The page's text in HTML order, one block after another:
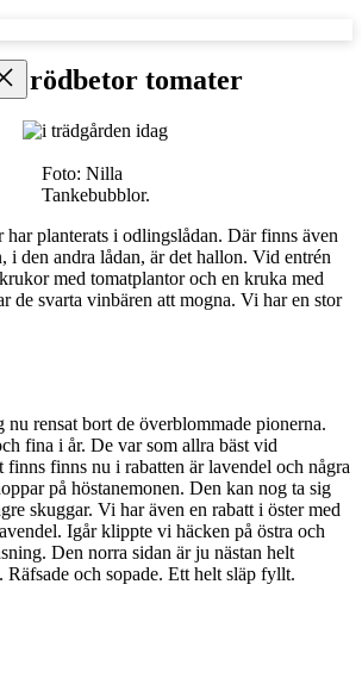
rödbetor tomater
Foto: Nilla
Tankebubblor.
planterats i odlingslådan. Där finns även
i den andra lådan, är det hallon. Vid entrén
med tomatplantor och en kruka med
de svarta vinbären att mogna. Vi har en stor
nu rensat bort de överblommade pionerna.
fina i år. De var som allra bäst vid
finns nu i rabatten är lavendel och några
på höstanemonen. Den kan nog ta sig
skuggar. Vi har även en rabatt i öster med
Igår klippte vi häcken på östra och
Den norra sidan är ju nästan helt
Räfsade och sopade. Ett helt släp fyllt.